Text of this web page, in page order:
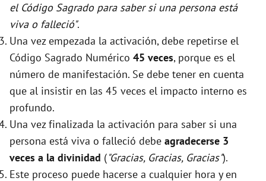
el Código Sagrado para saber si una persona está
viva o falleció".
Una vez empezada la activación, debe repetirse el
Código Sagrado Numérico 45 veces, porque es el
número de manifestación. Se debe tener en cuenta
que al insistir en las 45 veces el impacto interno es
profundo.
Una vez finalizada la activación para saber si una
persona está viva o falleció debe agradecerse 3
veces a la divinidad ("Gracias, Gracias, Gracias").
Este proceso puede hacerse a cualquier hora y en